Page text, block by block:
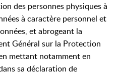
des personnes physiques à
à caractère personnel et
et abrogeant la
Général sur la Protection
mettant notamment en
sa déclaration de